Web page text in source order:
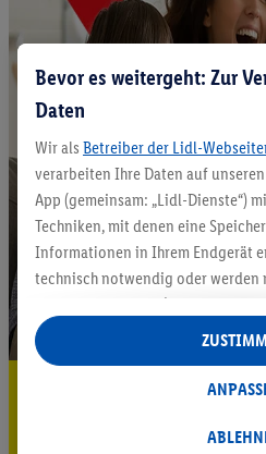
5.95 €
Jetzt zum
Bevor es weitergeht: Zur
Daten
Wir als Betreiber der Lidl-
verarbeiten Ihre Daten auf
App (gemeinsam: „Lidl-Dienste“)
Techniken, mit denen eine
Informationen in Ihrem Endgerät
technisch notwendig oder werden
auch durch Partner (u.a.
Verantwortliche; im Zusammenhang
insgesamt
Statistik-Erstellung oder für
Datenverarbeitungen für